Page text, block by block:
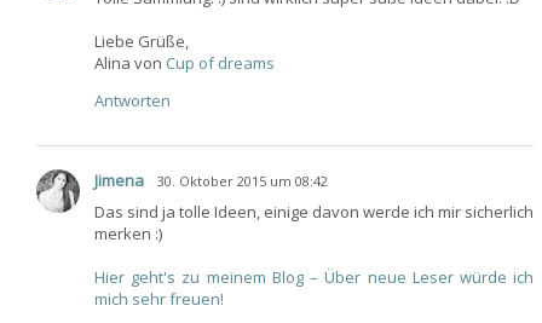
Liebe Grüße,
Alina von Cup of dreams
Antworten
Jimena 30. Oktober 2015 um 08:42
Das sind ja tolle Ideen, einige davon werde ich mir sicherlich
merken :)
Hier geht's zu meinem Blog – Über neue Leser würde ich
mich sehr freuen!